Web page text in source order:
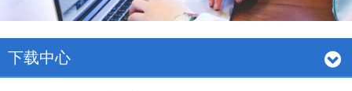
下载中心